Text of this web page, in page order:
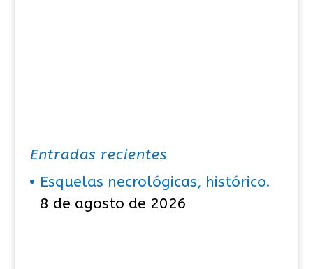
Entradas recientes
Esquelas necrológicas, histórico.
8 de agosto de 2026